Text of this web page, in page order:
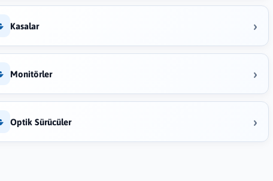
Kasalar ›
Monitörler ›
Optik Sürücüler ›